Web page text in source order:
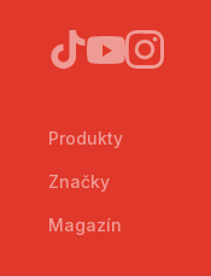
Produkty
Značky
Magazín